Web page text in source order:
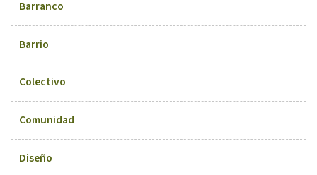
Barranco
Barrio
Colectivo
Comunidad
Diseño